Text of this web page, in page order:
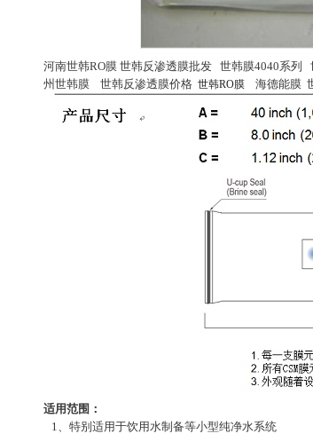
河南世韩RO膜 世韩反渗透膜批发 世韩膜4040系
州世韩膜 世韩反渗透膜价格 世韩RO膜 海德能膜
适用范围：
1、特别适用于饮用水制备等小型纯净水系统